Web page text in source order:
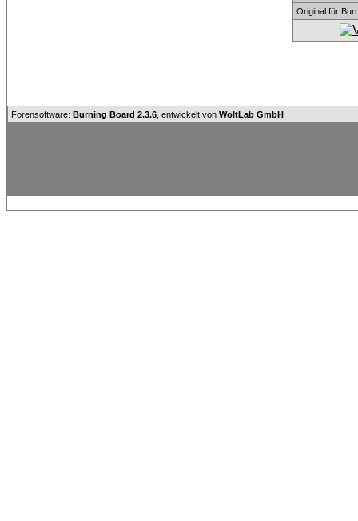
Original für
Forensoftware: Burning Board 2.3.6 , entwickelt von WoltLab GmbH